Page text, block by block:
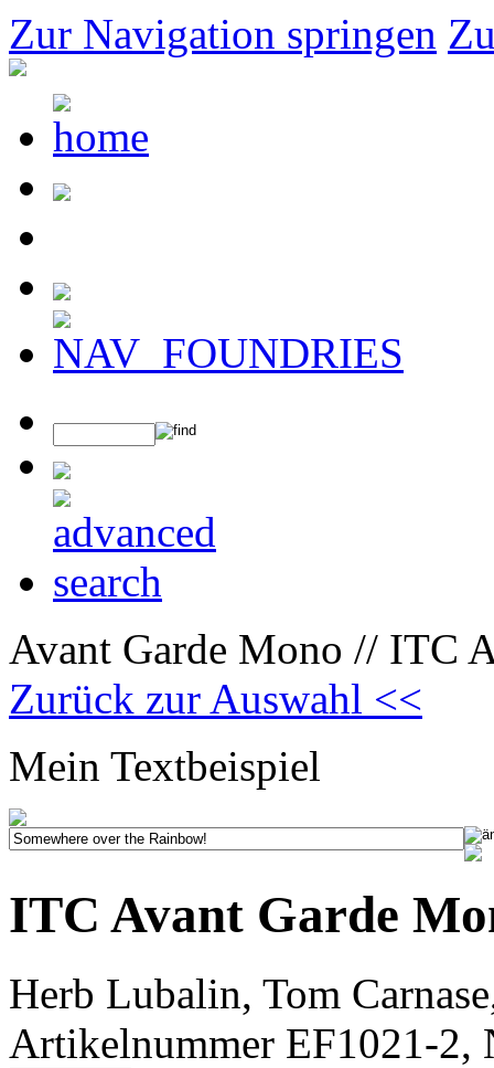
Zur Navigation springen
Avant Garde Mono // ITC
Zurück zur Auswahl <<
Mein Textbeispiel
ITC Avant Garde
Herb Lubalin, Tom
Artikelnummer EF1021-2,